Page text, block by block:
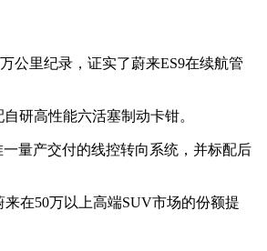
公里纪录，证实了蔚来ES9在续航管
研高性能六活塞制动卡钳。
量产交付的线控转向系统，并标配后
在50万以上高端SUV市场的份额提